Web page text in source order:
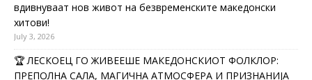
вдивнуваат нов живот на безвременските македонски
хитови!
July 3, 2026
🏆 ЛЕСКОЕЦ ГО ЖИВЕЕШЕ МАКЕДОНСКИОТ ФОЛКЛОР:
ПРЕПОЛНА САЛА, МАГИЧНА АТМОСФЕРА И ПРИЗНАНИЈА